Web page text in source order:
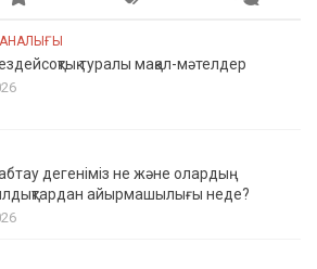
туралы мақал-мәтелдер
дегеніміз не және олардың
айырмашылығы неде?